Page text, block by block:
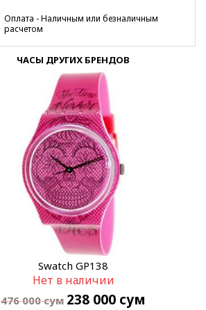
Оплата - Наличным или безналичным
расчетом
ЧАСЫ ДРУГИХ БРЕНДОВ
Swatch GP138
Нет в наличии
476 000сум 238 000 сум